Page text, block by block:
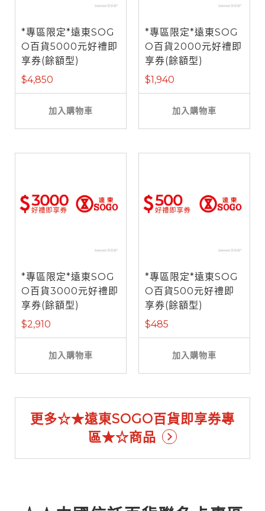
*專區限定*遠東SOG
O百貨5000元好禮即
享券(餘額型)
$4,850
加入購物車
*專區限定*遠東SOG
O百貨2000元好禮即
享券(餘額型)
$1,940
加入購物車
*專區限定*遠東SOG
O百貨3000元好禮即
享券(餘額型)
$2,910
加入購物車
*專區限定*遠東SOG
O百貨500元好禮即
享券(餘額型)
$485
加入購物車
更多☆★遠東SOGO百貨即享券專
區★☆商品